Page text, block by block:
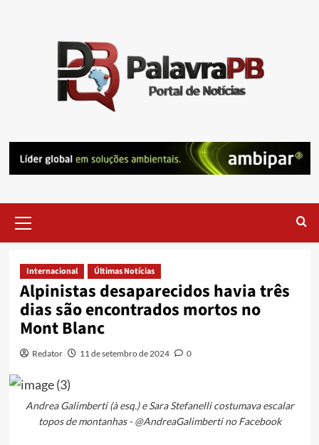
Menu
Internacional Últimas Notícias
Alpinistas desaparecidos havia três
dias são encontrados mortos no
Mont Blanc
Redator 11 de setembro de 2024 0
Andrea Galimberti (à esq.) e Sara Stefanelli costumava escalar
topos de montanhas - @AndreaGalimberti no Facebook